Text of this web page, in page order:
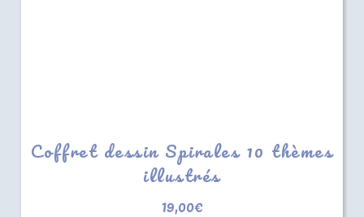
Coffret dessin Spirales 10 thèmes
illustrés
19,00€